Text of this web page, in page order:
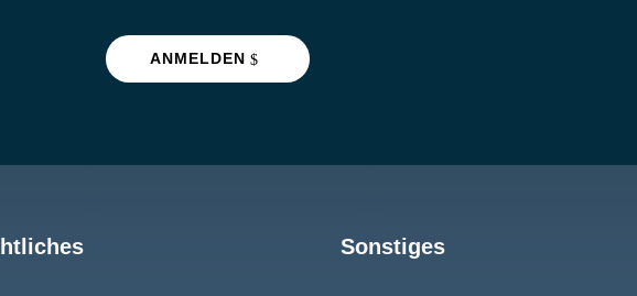
ANMELDEN
Sonstiges